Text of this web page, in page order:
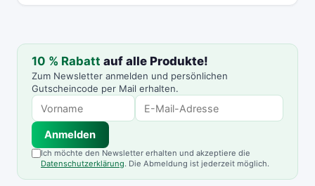
10 % Rabatt auf alle Produkte!
Zum Newsletter anmelden und persönlichen
Gutscheincode per Mail erhalten.
Anmelden
Ich möchte den Newsletter erhalten und akzeptiere die
Datenschutzerklärung. Die Abmeldung ist jederzeit möglich.